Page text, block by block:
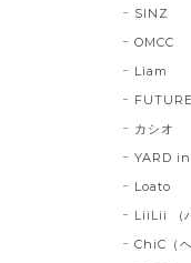
SINZ
OMCC
Liam
カシオ
YARD
Loato
LiiLii （
ChiC（